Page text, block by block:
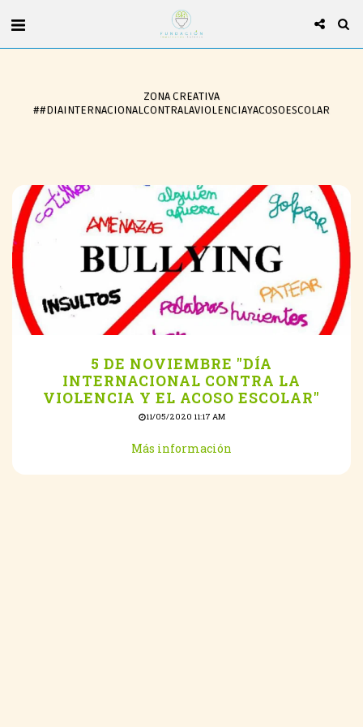
ZONA CREATIVA
##DIAINTERNACIONALCONTRALAVIOLENCIAYACOSOESCOLAR
5 DE NOVIEMBRE "DÍA
INTERNACIONAL CONTRA LA
VIOLENCIA Y EL ACOSO ESCOLAR"
11/05/2020 11:17 AM
Más información